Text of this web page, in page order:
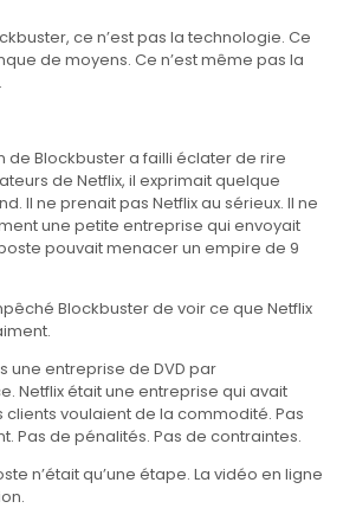
ce n’est pas la technologie. Ce
de moyens. Ce n’est même pas la
de Blockbuster a failli éclater de rire
de Netflix, il exprimait quelque
Il ne prenait pas Netflix au sérieux. Il ne
une petite entreprise qui envoyait
pouvait menacer un empire de 9
Blockbuster de voir ce que Netflix
une entreprise de DVD par
Netflix était une entreprise qui avait
voulaient de la commodité. Pas
Pas de pénalités. Pas de contraintes.
n’était qu’une étape. La vidéo en ligne